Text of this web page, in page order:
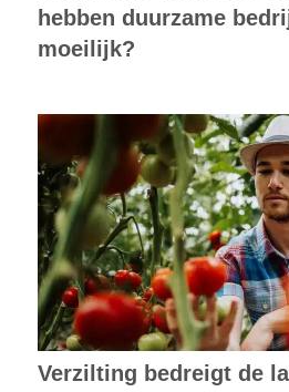
hebben duurzame
moeilijk?
Verzilting bedreigt de